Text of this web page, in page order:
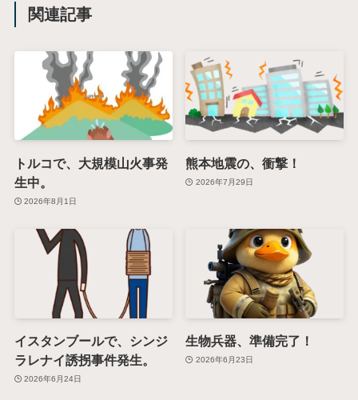
関連記事
トルコで、大規模山火事発
生中。
2026年8月1日
熊本地震の、衝撃！
2026年7月29日
イスタンブールで、シンジ
ラレナイ誘拐事件発生。
2026年6月24日
生物兵器、準備完了！
2026年6月23日